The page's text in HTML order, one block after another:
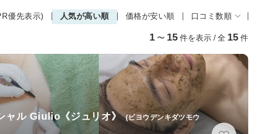
優先表示) 人気が高い順 価格が安い順 口コミ数順
1 〜 15 件を表示 / 全 15 件
ャル Giulio《ジュリオ》 (ビヨウデンキダツモウ